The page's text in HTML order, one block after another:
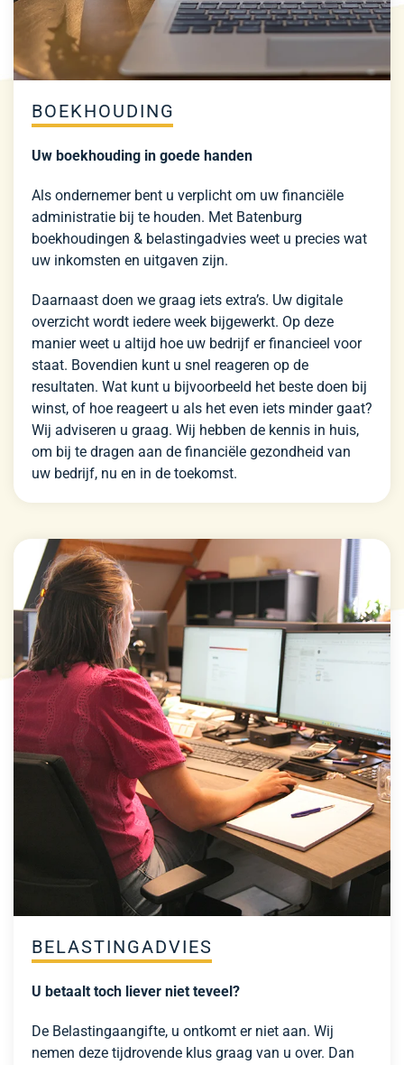
BOEKHOUDING
Uw boekhouding in goede handen
Als ondernemer bent u verplicht om uw financiële
administratie bij te houden. Met Batenburg
boekhoudingen & belastingadvies weet u precies wat
uw inkomsten en uitgaven zijn.
Daarnaast doen we graag iets extra’s. Uw digitale
overzicht wordt iedere week bijgewerkt. Op deze
manier weet u altijd hoe uw bedrijf er financieel voor
staat. Bovendien kunt u snel reageren op de
resultaten. Wat kunt u bijvoorbeeld het beste doen bij
winst, of hoe reageert u als het even iets minder gaat?
Wij adviseren u graag. Wij hebben de kennis in huis,
om bij te dragen aan de financiële gezondheid van
uw bedrijf, nu en in de toekomst.
BELASTINGADVIES
U betaalt toch liever niet teveel?
De Belastingaangifte, u ontkomt er niet aan. Wij
nemen deze tijdrovende klus graag van u over. Dan